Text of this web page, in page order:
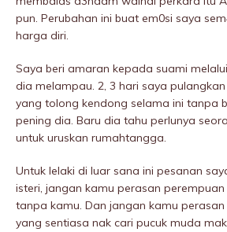
pun. Perubahan ini buat em0si saya
harga diri.
Saya beri amaran kepada suami
dia meIampau. 2, 3 hari saya
yang tolong kendong selama ini tanpa
pening dia. Baru dia tahu perlunya
untuk uruskan rumahtangga.
Untuk lelaki di luar sana ini pesanan
isteri, jangan kamu perasan
tanpa kamu. Dan jangan kamu
yang sentiasa nak cari pucuk muda